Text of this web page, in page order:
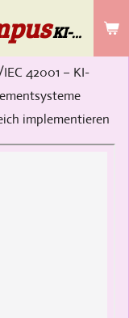
KI-Lösungen für die Gebäudereinigung & Selbstständige ab 50
IEC 42001 – KI-
implementieren